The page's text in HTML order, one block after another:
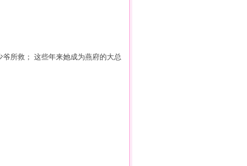
所救； 这些年来她成为燕府的大总